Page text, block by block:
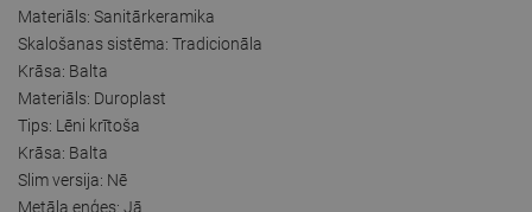
Materiāls: Sanitārkeramika
Skalošanas sistēma: Tradicionāla
Krāsa: Balta
Materiāls: Duroplast
Tips: Lēni krītoša
Krāsa: Balta
Slim versija: Nē
Metāla eņģes: Jā